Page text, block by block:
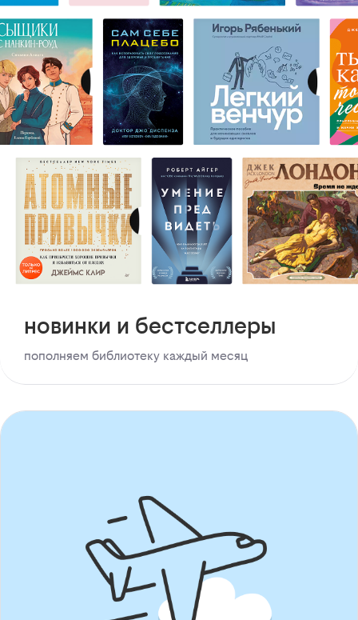
новинки и бестселлеры
пополняем библиотеку каждый месяц